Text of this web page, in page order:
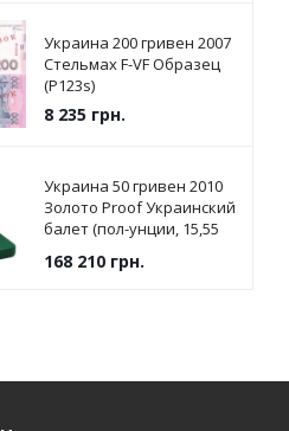
Украина 200 гривен 2007
Стельмах F-VF Образец
(P123s)
8 235 грн.
Украина 50 гривен 2010
Золото Proof Украинский
балет (пол-унции, 15,55
168 210грн.